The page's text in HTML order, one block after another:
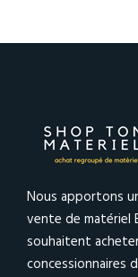
Nous apportons
vente de matériel
souhaitent
concessionnaires